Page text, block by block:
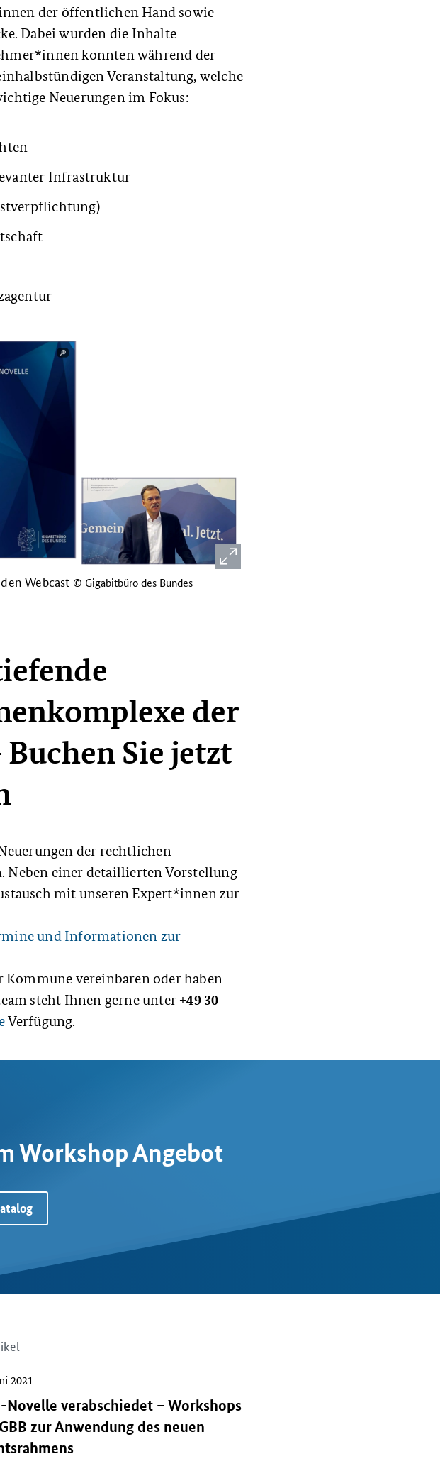
der öffentlichen Hand sowie
Dabei wurden die Inhalte
konnten während der
Veranstaltung, welche
Neuerungen im Fokus:
Infrastruktur
Webcast © Gigabitbüro des Bundes
der
Buchen Sie jetzt
der rechtlichen
Neben einer detaillierten Vorstellung
mit unseren Expert*innen zur
und Informationen zur
vereinbaren oder haben
steht Ihnen gerne unter +49 30
Verfügung.
Workshop Angebot
Novelle verabschiedet – Workshops
zur Anwendung des neuen
2021